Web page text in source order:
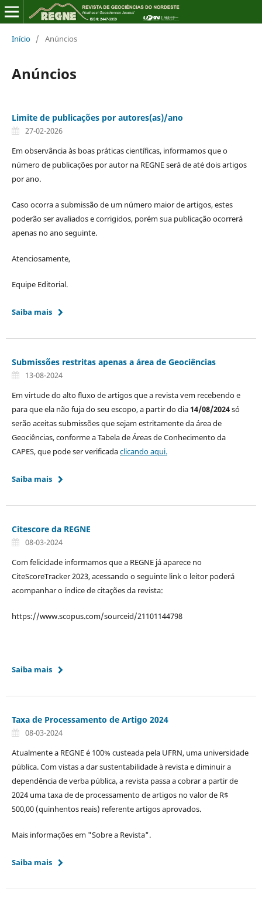
Início / Anúncios
Anúncios
Limite de publicações por autores(as)/ano
27-02-2026
Em observância às boas práticas científicas, informamos que o
número de publicações por autor na REGNE será de até dois artigos
por ano.
Caso ocorra a submissão de um número maior de artigos, estes
poderão ser avaliados e corrigidos, porém sua publicação ocorrerá
apenas no ano seguinte.
Atenciosamente,
Equipe Editorial.
Saiba mais
Submissões restritas apenas a área de Geociências
13-08-2024
Em virtude do alto fluxo de artigos que a revista vem recebendo e
para que ela não fuja do seu escopo, a partir do dia14/08/2024só
serão aceitas submissões que sejam estritamente da área de
Geociências, conforme a Tabela de Áreas de Conhecimento da
CAPES, que pode ser verificadaclicando aqui.
Saiba mais
Citescore da REGNE
08-03-2024
Com felicidade informamos que a REGNE já aparece no
CiteScoreTracker 2023, acessando o seguinte link o leitor poderá
acompanhar o índice de citações da revista:
https://www.scopus.com/sourceid/21101144798
Saiba mais
Taxa de Processamento de Artigo 2024
08-03-2024
Atualmente a REGNE é 100% custeada pela UFRN, uma universidade
pública. Com vistas a dar sustentabilidade à revista e diminuir a
dependência de verba pública, a revista passa a cobrar a partir de
2024 uma taxa de de processamento de artigos no valor de R$
500,00 (quinhentos reais) referente artigos aprovados.
Mais informações em "Sobre a Revista".
Saiba mais